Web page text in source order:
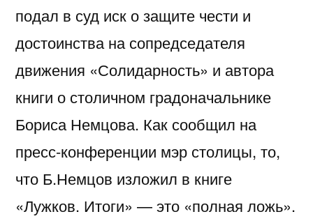
подал в суд иск о защите чести и
достоинства на сопредседателя
движения «Солидарность» и автора
книги о столичном градоначальнике
Бориса Немцова. Как сообщил на
пресс-конференции мэр столицы, то,
что Б.Немцов изложил в книге
«Лужков. Итоги» — это «полная ложь».